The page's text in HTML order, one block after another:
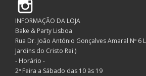
INFORMAÇÃO DA LOJA
Bake & Party Lisboa
Rua Dr. João António Gonçalves Amaral Nº 6
Jardins do Cristo Rei )
- Horário -
2ª Feira a Sábado das 10 às 19